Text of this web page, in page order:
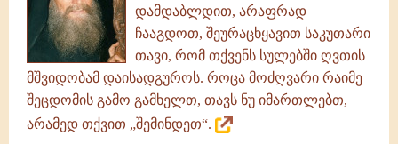
გამონათქვამები,
ციტატები
დამდაბლდით, არაფრად
ჩააგდოთ, შეურაცხყავით საკუთარი
თავი, რომ თქვენს სულებში ღვთის
მშვიდობამ დაისადგუროს. როცა მოძღვარი რაიმე
შეცდომის გამო გამხელთ, თავს ნუ იმართლებთ,
არამედ თქვით „შემინდეთ“.